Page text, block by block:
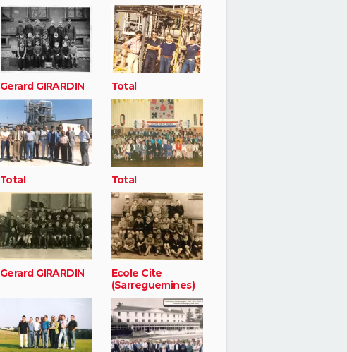
Gerard GIRARDIN Total
Total Total
Gerard GIRARDIN
Ecole Cite
(Sarreguemines)